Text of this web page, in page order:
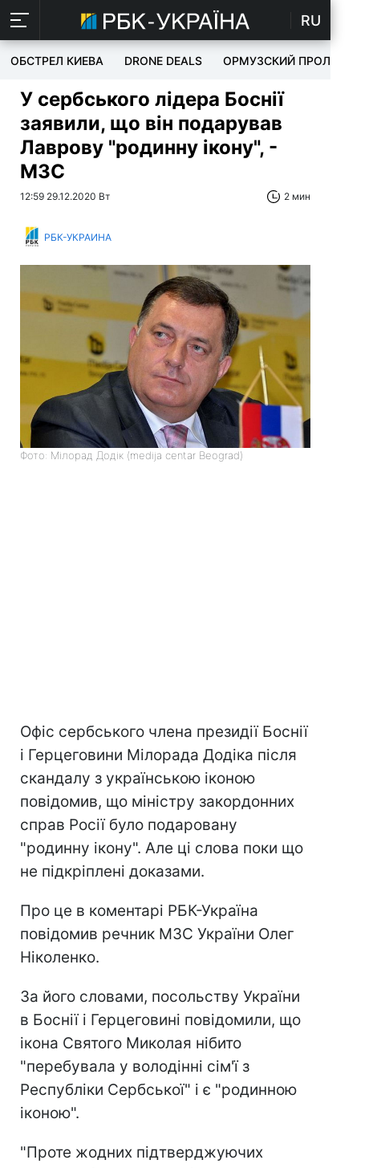
RU
ОБСТРЕЛ КИЕВА DRONE DEALS ОРМУЗСКИЙ ПРОЛИВ
У сербського лідера Боснії
заявили, що він подарував
Лаврову "родинну ікону", -
МЗС
12:59 29.12.2020 Вт 2 мин
РБК-УКРАИНА
Фото: Мілорад Додік (medija centar Beograd)
Офіс сербського члена президії Боснії
і Герцеговини Мілорада Додіка після
скандалу з українською іконою
повідомив, що міністру закордонних
справ Росії було подаровану
"родинну ікону". Але ці слова поки що
не підкріплені доказами.
Про це в коментарі РБК-Україна
повідомив речник МЗС України Олег
Ніколенко.
За його словами, посольству України
в Боснії і Герцеговині повідомили, що
ікона Святого Миколая нібито
"перебувала у володінні сім'ї з
Республіки Сербської" і є "родинною
іконою".
"Проте жодних підтверджуючих